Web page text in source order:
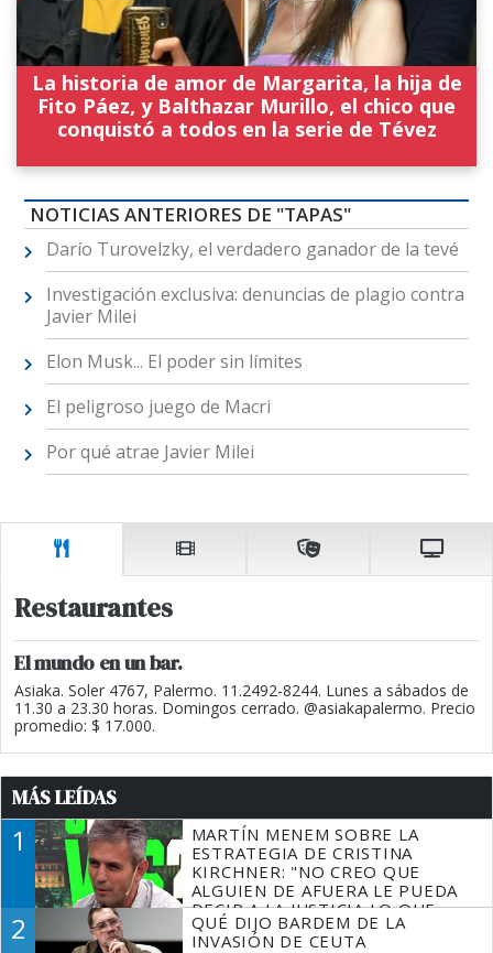
La historia de amor de Margarita, la hija de
Fito Páez, y Balthazar Murillo, el chico que
conquistó a todos en la serie de Tévez
NOTICIAS ANTERIORES DE "TAPAS"
Darío Turovelzky, el verdadero ganador de la tevé
Investigación exclusiva: denuncias de plagio contra
Javier Milei
Elon Musk... El poder sin límites
El peligroso juego de Macri
Por qué atrae Javier Milei
Restaurantes
El mundo en un bar.
Asiaka. Soler 4767, Palermo. 11.2492-8244. Lunes a sábados de
11.30 a 23.30 horas. Domingos cerrado. @asiakapalermo. Precio
promedio: $ 17.000.
MÁS LEÍDAS
1
MARTÍN MENEM SOBRE LA
ESTRATEGIA DE CRISTINA
KIRCHNER: "NO CREO QUE
ALGUIEN DE AFUERA LE PUEDA
DECIR A LA JUSTICIA LO QUE
TIENE QUE HACER"
2
QUÉ DIJO BARDEM DE LA
INVASIÓN DE CEUTA